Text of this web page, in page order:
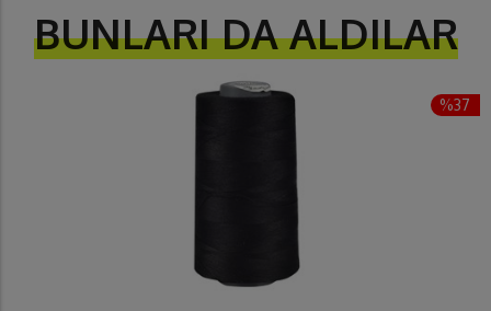
BUNLARI DA ALDILAR
%37